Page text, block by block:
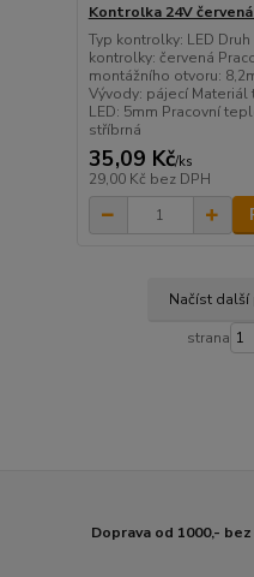
Kontrolka 24V červená
Typ kontrolky: LED
kontrolky: červená
montážního otvoru:
Vývody: pájecí
LED: 5mm Pracovní
stříbrná
35,09 Kč/ks
29,00 Kč bez DPH
Načíst další
strana
Doprava od 1000,-